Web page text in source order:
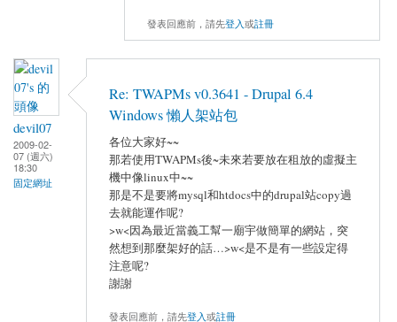
發表回應前，請先登入或註冊
devil07
2009-02-
07 (週六)
18:30
固定網址
Re: TWAPMs v0.3641 - Drupal 6.4
Windows 懶人架站包
各位大家好~~
那若使用TWAPMs後~未來若要放在租放的虛擬主
機中像linux中~~
那是不是要將mysql和htdocs中的drupal站copy過
去就能運作呢?
>w<因為最近當義工幫一廟宇做簡單的網站，突
然想到那麼架好的話…>w<是不是有一些設定得
注意呢?
謝謝
發表回應前，請先登入或註冊